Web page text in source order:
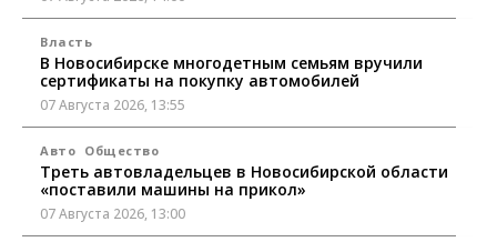
Власть
В Новосибирске многодетным семьям вручили
сертификаты на покупку автомобилей
07 Августа 2026, 13:55
Авто Общество
Треть автовладельцев в Новосибирской области
«поставили машины на прикол»
07 Августа 2026, 13:00